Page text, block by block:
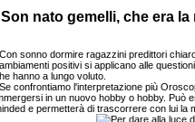
Son nato gemelli, che era
Con sonno dormire ragazzini predittori
positivi si applicano alle
hanno a lungo voluto.
Se confrontiamo l'interpretazione più
in un nuovo hobby o hobby. Può
e permetterà di trascorrere con lui la